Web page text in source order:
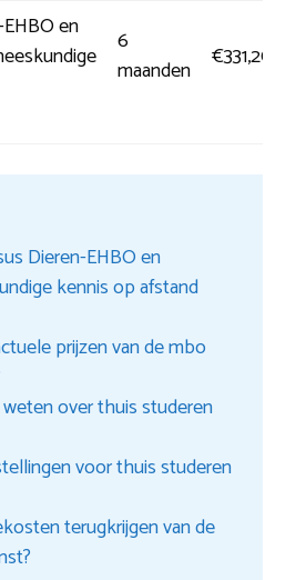
en
6
maanden
€331,20
Dieren-EHBO en
kennis op afstand
prijzen van de mbo
over thuis studeren
voor thuis studeren
terugkrijgen van de